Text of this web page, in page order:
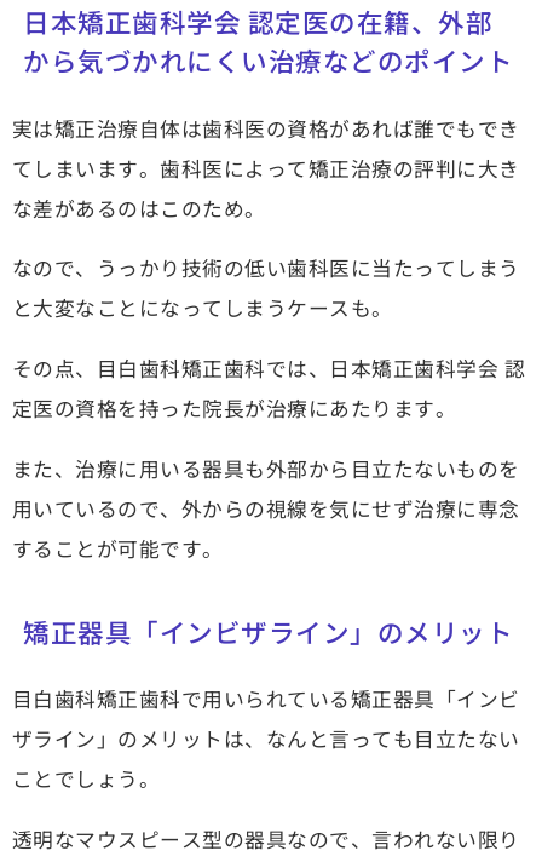
日本矯正歯科学会 認定医の在籍、外部
から気づかれにくい治療などのポイント
実は矯正治療自体は歯科医の資格があれば誰でもでき
てしまいます。歯科医によって矯正治療の評判に大き
な差があるのはこのため。
なので、うっかり技術の低い歯科医に当たってしまう
と大変なことになってしまうケースも。
その点、目白歯科矯正歯科では、日本矯正歯科学会 認
定医の資格を持った院長が治療にあたります。
また、治療に用いる器具も外部から目立たないものを
用いているので、外からの視線を気にせず治療に専念
することが可能です。
矯正器具「インビザライン」のメリット
目白歯科矯正歯科で用いられている矯正器具「インビ
ザライン」のメリットは、なんと言っても目立たない
ことでしょう。
透明なマウスピース型の器具なので、言われない限り